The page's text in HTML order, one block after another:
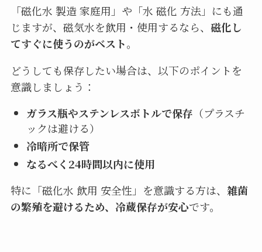
「磁化水 製造 家庭用」や「水 磁化 方法」にも通
じますが、磁気水を飲用・使用するなら、 磁化し
てすぐに使うのがベスト。
どうしても保存したい場合は、以下のポイントを
意識しましょう：
ガラス瓶やステンレスボトルで保存 （プラスチ
ックは避ける）
冷暗所で保管
なるべく24時間以内に使用
特に「磁化水 飲用 安全性」を意識する方は、 雑菌
の繁殖を避けるため、冷蔵保存が安心です。